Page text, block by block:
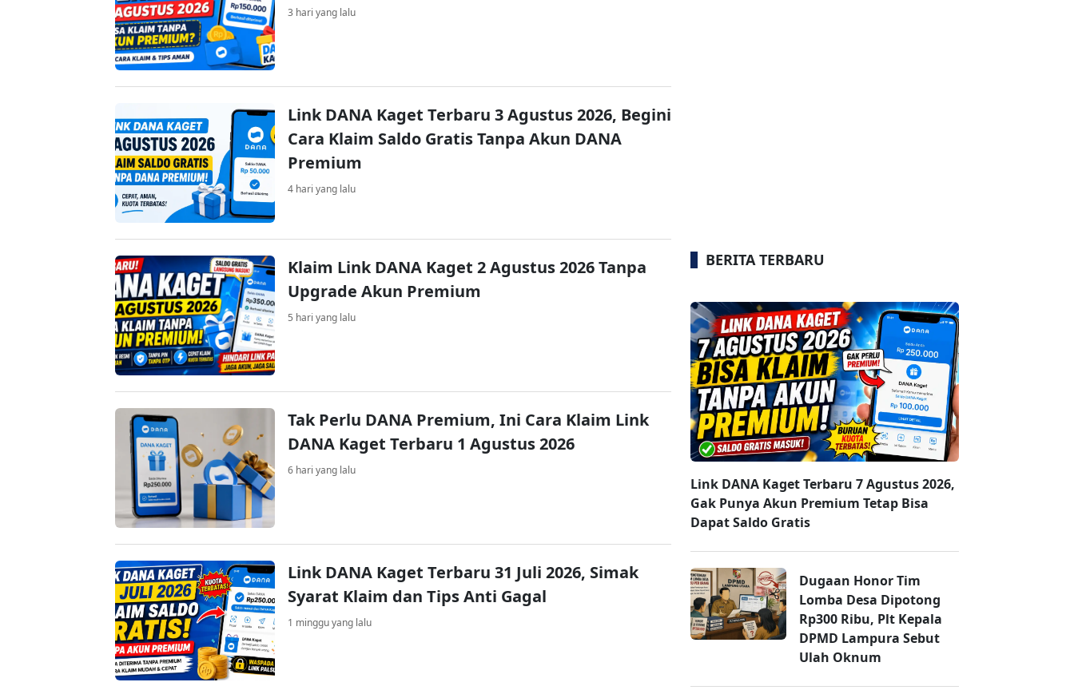
3 hari yang lalu
Link DANA Kaget Terbaru 3 Agustus 2026, Begini
Cara Klaim Saldo Gratis Tanpa Akun DANA
Premium
4 hari yang lalu
Klaim Link DANA Kaget 2 Agustus 2026 Tanpa
Upgrade Akun Premium
5 hari yang lalu
Tak Perlu DANA Premium, Ini Cara Klaim Link
DANA Kaget Terbaru 1 Agustus 2026
6 hari yang lalu
Link DANA Kaget Terbaru 31 Juli 2026, Simak
Syarat Klaim dan Tips Anti Gagal
1 minggu yang lalu
BERITA TERBARU
Link DANA Kaget Terbaru 7 Agustus 2026,
Gak Punya Akun Premium Tetap Bisa
Dapat Saldo Gratis
Dugaan Honor Tim
Lomba Desa Dipotong
Rp300 Ribu, Plt Kepala
DPMD Lampura Sebut
Ulah Oknum